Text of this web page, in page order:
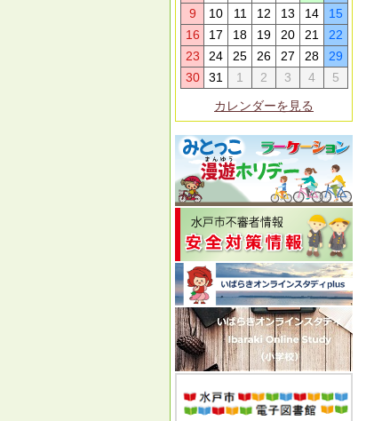
9
10 11 12 13 14
15
16
17 18 19 20 21
22
23
24 25 26 27 28
29
30
31 1 2 3 4
5
カレンダーを見る